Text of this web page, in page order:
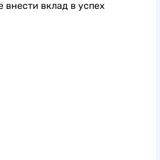
внести вклад в успех